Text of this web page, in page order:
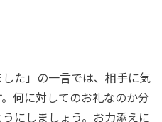
た」の一言では、相手に気
何に対してのお礼なのか分
にしましょう。お力添えに